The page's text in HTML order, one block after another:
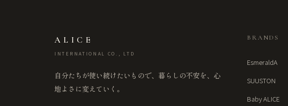
ALICE
INTERNATIONAL CO., LTD
自分たちが使い続けたいもので、暮らしの不安を、心
地よさに変えていく。
BRANDS
EsmeraldA
SUUSTON
Baby ALICE